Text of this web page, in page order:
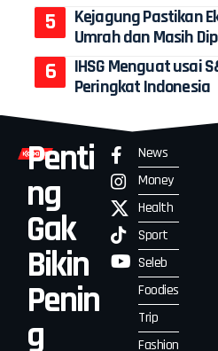
Kejagung Pastikan
Umrah dan Masih
IHSG Menguat usai
Peringkat Indonesia
Penti
ng
Gak
Bikin
Penin
g
News
Money
Health
Sport
Seleb
Foodies
Trip
Fashion